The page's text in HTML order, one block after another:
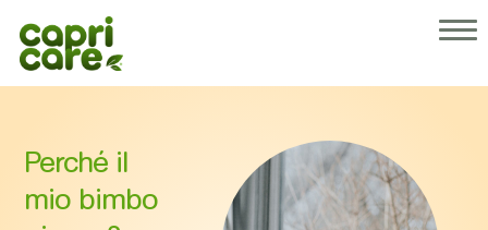
Perché Capricare
I nostri prodotti
Operatori sanitari
Perché il
mio bimbo